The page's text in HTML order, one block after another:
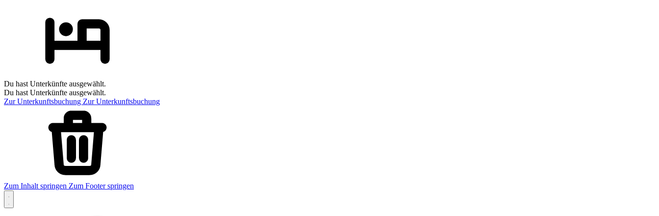
Du hast Unterkünfte ausgewählt.
Du hast Unterkünfte ausgewählt.
Zur Unterkunftsbuchung Zur Unterkunftsbuchung
Zum Inhalt springen Zum Footer springen